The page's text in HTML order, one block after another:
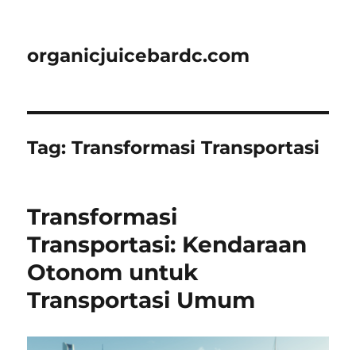
organicjuicebardc.com
Tag:Transformasi Transportasi
Transformasi
Transportasi: Kendaraan
Otonom untuk
Transportasi Umum